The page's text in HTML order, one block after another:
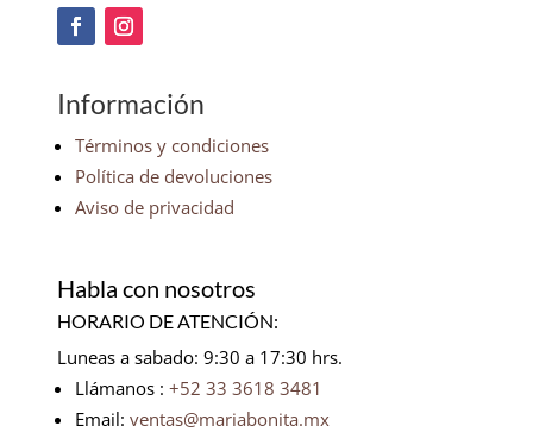
Información
Términos y condiciones
Política de devoluciones
Aviso de privacidad
Habla con nosotros
HORARIO DE ATENCIÓN:
Luneas a sabado: 9:30 a 17:30 hrs.
Llámanos : +52 33 3618 3481
Email: ventas@mariabonita.mx